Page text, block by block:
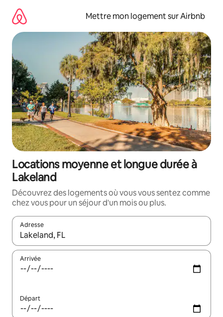
directement
contenu
Mettre mon logement sur Airbnb
Locations moyenne et longue durée à
Lakeland
Découvrez des logements où vous vous sentez comme
chez vous pour un séjour d'un mois ou plus.
Adresse
Lorsque les résultats s'affichent, utilisez les flèches vers le
Arrivée
Départ